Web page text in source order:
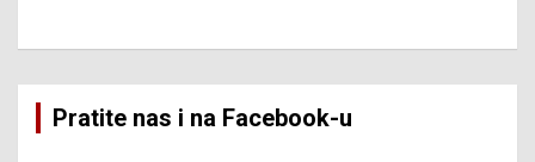
Pratite nas i na Facebook-u